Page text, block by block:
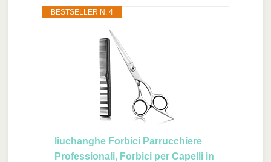
BESTSELLER N. 4
liuchanghe Forbici Parrucchiere
Professionali, Forbici per Capelli in